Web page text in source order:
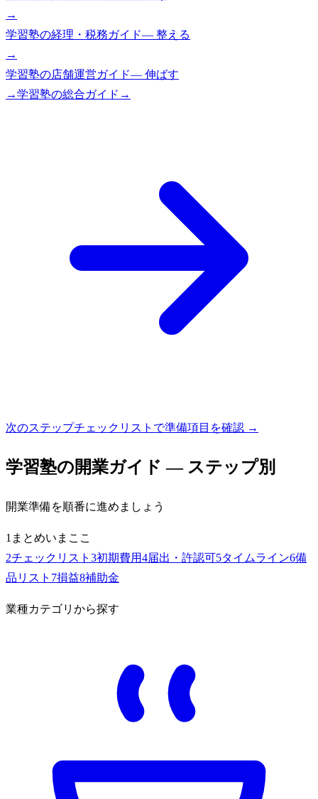
→
学習塾の経理・税務ガイド— 整える
→
学習塾の店舗運営ガイド— 伸ばす
→学習塾の総合ガイド →
次のステップチェックリストで準備項目を確認 →
学習塾の開業ガイド — ステップ別
開業準備を順番に進めましょう
1 まとめいまここ
2チェックリスト 3初期費用4届出・許認可5タイムライン6備
品リスト 7損益8補助金
業種カテゴリから探す